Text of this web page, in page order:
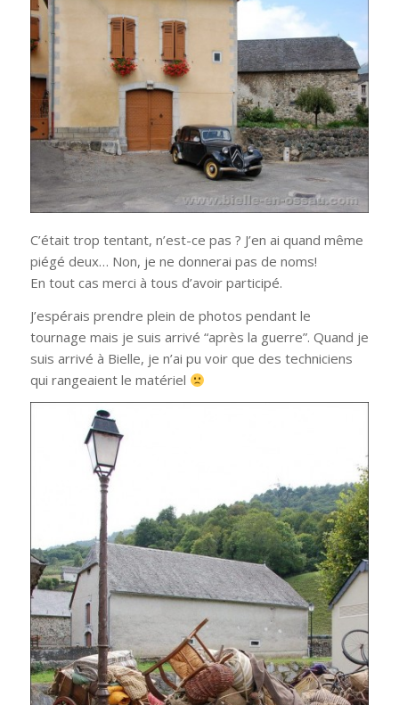
C’était trop tentant, n’est-ce pas ? J’en ai quand même
piégé deux… Non, je ne donnerai pas de noms!
En tout cas merci à tous d’avoir participé.
J’espérais prendre plein de photos pendant le
tournage mais je suis arrivé “après la guerre”. Quand je
suis arrivé à Bielle, je n’ai pu voir que des techniciens
qui rangeaient le matériel